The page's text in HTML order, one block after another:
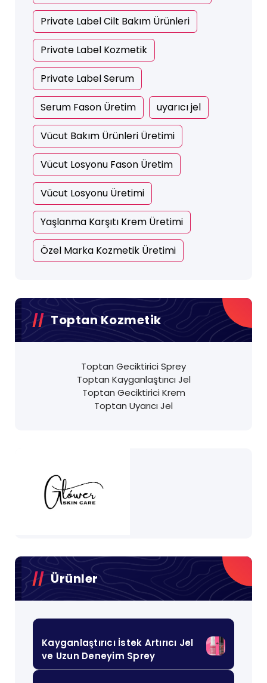
Private Label Cilt Bakım Ürünleri
Private Label Kozmetik
Private Label Serum
Serum Fason Üretim uyarıcı jel
Vücut Bakım Ürünleri Üretimi
Vücut Losyonu Fason Üretim
Vücut Losyonu Üretimi
Yaşlanma Karşıtı Krem Üretimi
Özel Marka Kozmetik Üretimi
Toptan Kozmetik
Toptan Geciktirici Sprey
Toptan Kayganlaştırıcı Jel
Toptan Geciktirici Krem
Toptan Uyarıcı Jel
Ürünler
Kayganlaştırıcı İstek Artırıcı Jel
ve Uzun Deneyim Sprey